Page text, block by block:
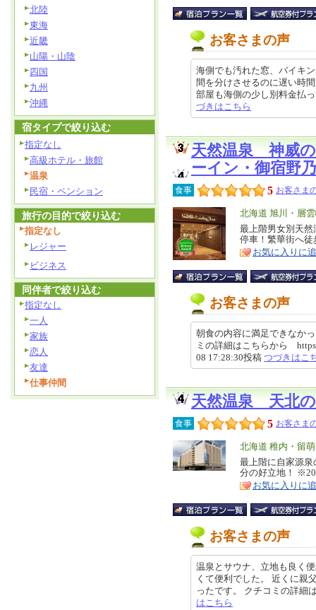
お客さまの声
海側でも汚れた窓、バイキ
間を分けさせるのに遅い時
部屋も海側の少し別料金払
づきはこちら
天然温泉 神威
ーイン・御宿野
食事 5 お客さま
エ
リ
ア
北海道 旭川・層
特
徴
最上階男女別天
停車！繁華街へ徒
お気に入りに
お客さまの声
朝食の内容に満足できなか
ミの詳細はこちらから
08 17:28:30投稿 つづきはこ
天然温泉 天北
食事 5 お客さま
エ
リ
ア
北海道 稚内・留
特
徴
最上階に自家源
分の好立地！
お気に入りに
お客さまの声
温泉とサウナ、立地も良く
くて便利でした。 近くに親
ったです。 クチコミの詳
はこちら
北陸
東海
近畿
山陽・山陰
四国
九州
沖縄
宿タイプで絞り込む
指定なし
高級ホテル・旅館
温泉
民宿・ペンション
旅行の目的で絞り込む
指定なし
レジャー
ビジネス
同伴者で絞り込む
指定なし
一人
家族
恋人
友達
仕事仲間